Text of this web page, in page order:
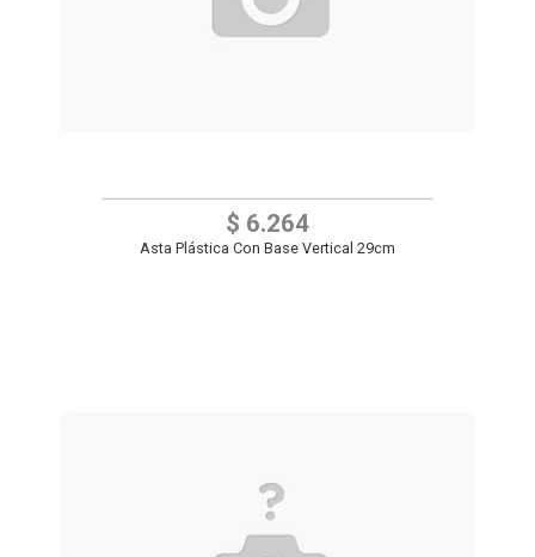
$ 6.264
Asta Plástica Con Base Vertical 29cm